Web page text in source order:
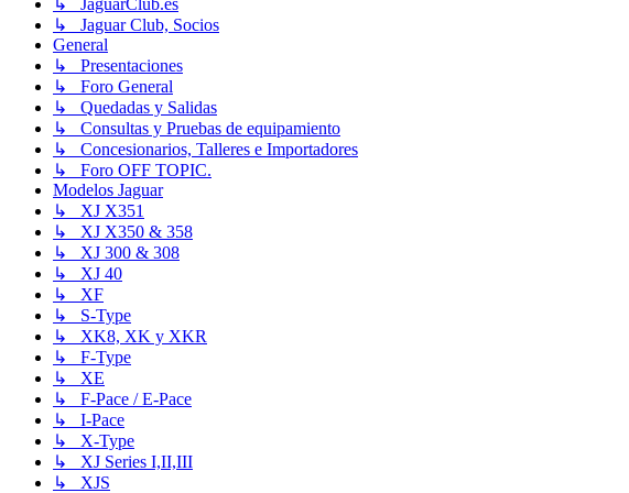
↳ JaguarClub.es
↳ Jaguar Club, Socios
General
↳ Presentaciones
↳ Foro General
↳ Quedadas y Salidas
↳ Consultas y Pruebas de equipamiento
↳ Concesionarios, Talleres e Importadores
↳ Foro OFF TOPIC.
Modelos Jaguar
↳ XJ X351
↳ XJ X350 & 358
↳ XJ 300 & 308
↳ XJ 40
↳ XF
↳ S-Type
↳ XK8, XK y XKR
↳ F-Type
↳ XE
↳ F-Pace / E-Pace
↳ I-Pace
↳ X-Type
↳ XJ Series I,II,III
↳ XJS